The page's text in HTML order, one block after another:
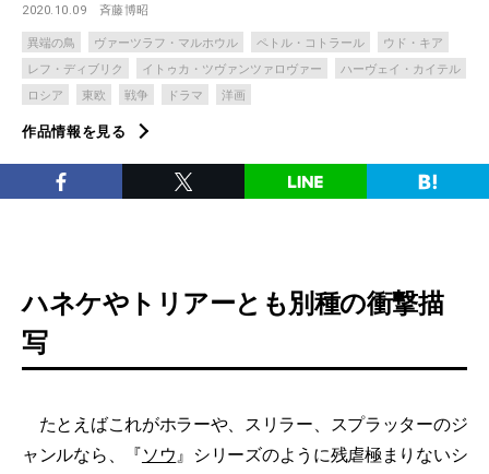
2020.10.09 斉藤博昭
異端の鳥 ヴァーツラフ・マルホウル ペトル・コトラール
ウド・キア
レフ・ディブリク
イトゥカ・ツヴァンツァロヴァー
ハーヴェイ・カイテル
ロシア
東欧 戦争 ドラマ 洋画
作品情報を見る
ハネケやトリアーとも別種の衝撃描
写
たとえばこれがホラーや、スリラー、スプラッターのジ
ャンルなら、『ソウ』シリーズのように残虐極まりないシ